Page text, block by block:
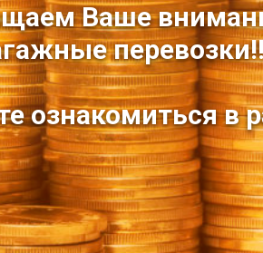
Ваше
ознакомиться в